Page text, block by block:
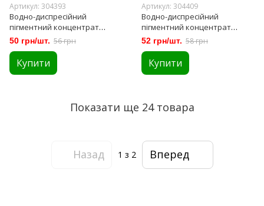
Артикул: 304393
Водно-диспресійний
пігментний концентрат
Farbex Color №02 Лимонний
100мл (304393)
50 грн/шт. 56 грн
Купити
Артикул: 304409
Водно-диспресійний
пігментний концентрат
Farbex Color №03 Жовтий
100мл (304409)
52 грн/шт. 58 грн
Купити
Показати ще 24 товара
Назад 1 з 2 Вперед